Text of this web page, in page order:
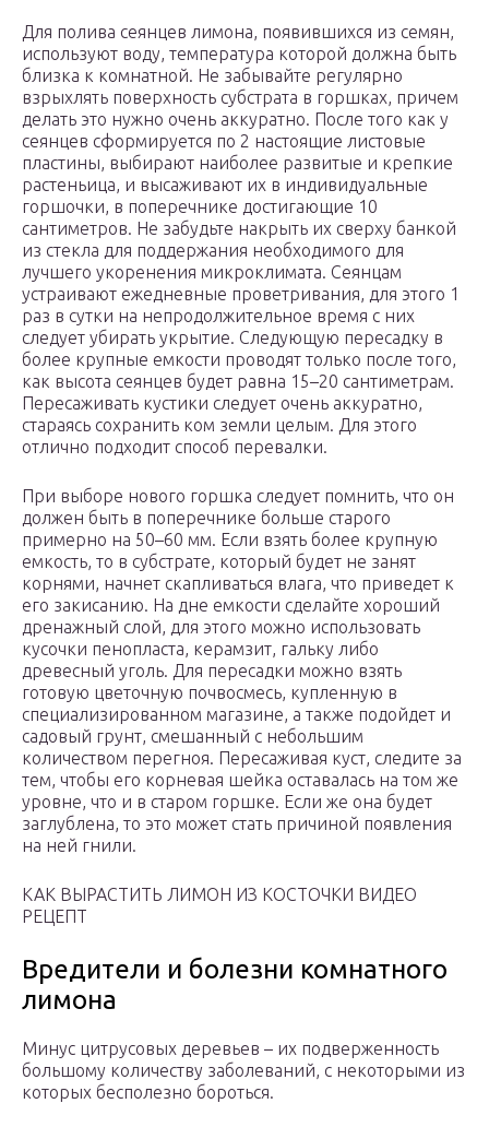
Для полива сеянцев лимона, появившихся из семян,
используют воду, температура которой должна быть
близка к комнатной. Не забывайте регулярно
взрыхлять поверхность субстрата в горшках, причем
делать это нужно очень аккуратно. После того как у
сеянцев сформируется по 2 настоящие листовые
пластины, выбирают наиболее развитые и крепкие
растеньица, и высаживают их в индивидуальные
горшочки, в поперечнике достигающие 10
сантиметров. Не забудьте накрыть их сверху банкой
из стекла для поддержания необходимого для
лучшего укоренения микроклимата. Сеянцам
устраивают ежедневные проветривания, для этого 1
раз в сутки на непродолжительное время с них
следует убирать укрытие. Следующую пересадку в
более крупные емкости проводят только после того,
как высота сеянцев будет равна 15–20 сантиметрам.
Пересаживать кустики следует очень аккуратно,
стараясь сохранить ком земли целым. Для этого
отлично подходит способ перевалки.
При выборе нового горшка следует помнить, что он
должен быть в поперечнике больше старого
примерно на 50–60 мм. Если взять более крупную
емкость, то в субстрате, который будет не занят
корнями, начнет скапливаться влага, что приведет к
его закисанию. На дне емкости сделайте хороший
дренажный слой, для этого можно использовать
кусочки пенопласта, керамзит, гальку либо
древесный уголь. Для пересадки можно взять
готовую цветочную почвосмесь, купленную в
специализированном магазине, а также подойдет и
садовый грунт, смешанный с небольшим
количеством перегноя. Пересаживая куст, следите за
тем, чтобы его корневая шейка оставалась на том же
уровне, что и в старом горшке. Если же она будет
заглублена, то это может стать причиной появления
на ней гнили.
КАК ВЫРАСТИТЬ ЛИМОН ИЗ КОСТОЧКИ ВИДЕО
РЕЦЕПТ
Вредители и болезни комнатного
лимона
Минус цитрусовых деревьев – их подверженность
большому количеству заболеваний, с некоторыми из
которых бесполезно бороться.